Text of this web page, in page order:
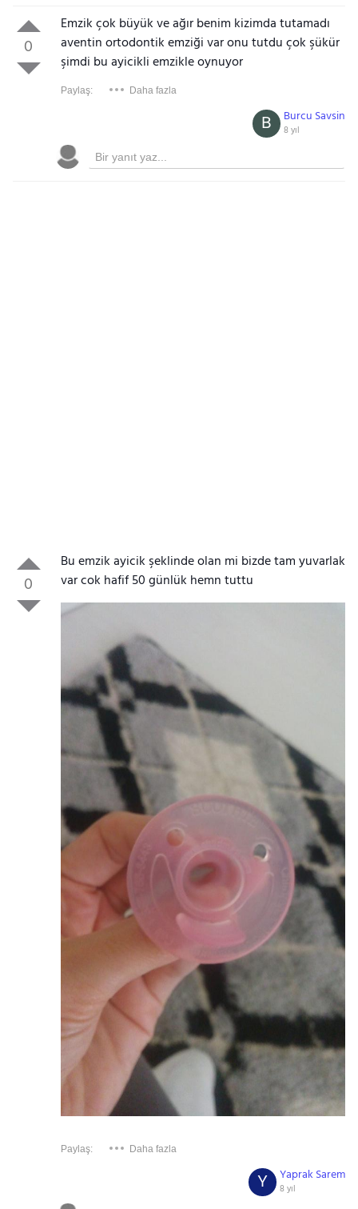
0
Emzik çok büyük ve ağır benim kizimda tutamadı
aventin ortodontik emziği var onu tutdu çok şükür
şimdi bu ayicikli emzikle oynuyor
Paylaş: Daha fazla
Burcu Savsin
8 yıl
B
0
Bu emzik ayicik şeklinde olan mi bizde tam yuvarlak
var cok hafif 50 günlük hemn tuttu
Paylaş: Daha fazla
Yaprak Sarem
8 yıl
Y